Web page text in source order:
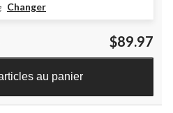
Changer
$89.97
au panier